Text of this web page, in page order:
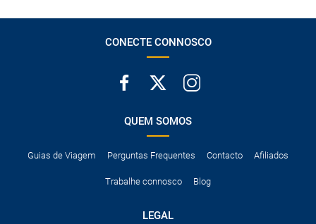
CONECTE CONNOSCO
QUEM SOMOS
Guias de Viagem Perguntas Frequentes Contacto Afiliados
Trabalhe connosco Blog
LEGAL